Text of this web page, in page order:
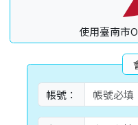
使用臺南市
帳號：